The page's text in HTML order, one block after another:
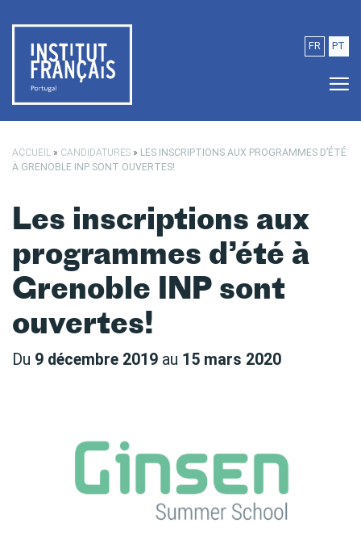
FR PT
ACCUEIL » CANDIDATURES » LES INSCRIPTIONS AUX PROGRAMMES D’ÉTÉ
À GRENOBLE INP SONT OUVERTES!
Les inscriptions aux
programmes d’été à
Grenoble INP sont
ouvertes!
Du 9 décembre 2019 au 15 mars 2020